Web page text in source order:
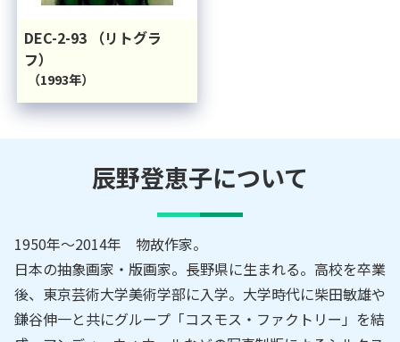
DEC-2-93 （リトグラ
フ）
（1993年）
辰野登恵子について
1950年～2014年 物故作家。
日本の抽象画家・版画家。長野県に生まれる。高校を卒業
後、東京芸術大学美術学部に入学。大学時代に柴田敏雄や
鎌谷伸一と共にグループ「コスモス・ファクトリー」を結